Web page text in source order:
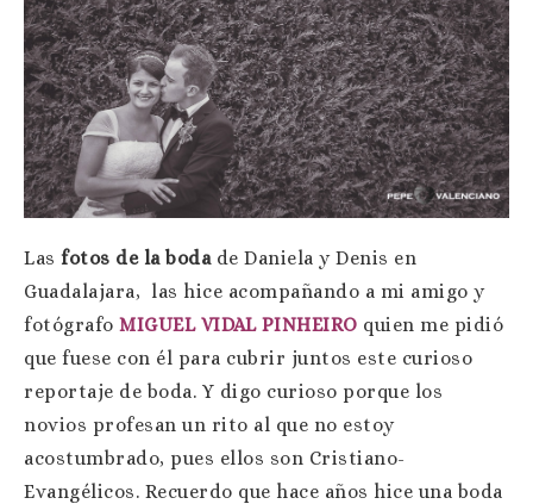
Las fotos de la bodade Daniela y Denis en
Guadalajara, las hice acompañando a mi amigo y
fotógrafo MIGUEL VIDAL PINHEIRO quien me pidió
que fuese con él para cubrir juntos este curioso
reportaje de boda. Y digo curioso porque los
novios profesan un rito al que no estoy
acostumbrado, pues ellos son Cristiano-
Evangélicos. Recuerdo que hace años hice una boda